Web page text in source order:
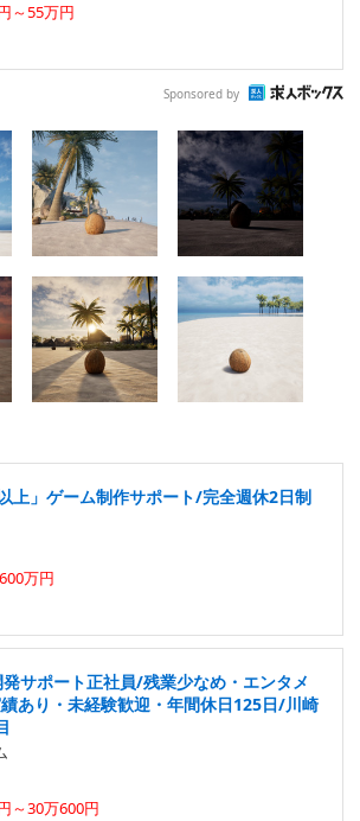
～55万円
Sponsored by
上」ゲーム制作サポート/完全週休2日制
万円
発サポート正社員/残業少なめ・エンタメ
あり・未経験歓迎・年間休日125日/川崎
～30万600円